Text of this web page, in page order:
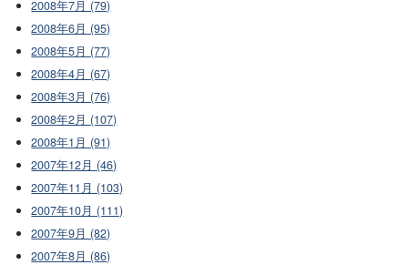
2008年7月 (79)
2008年6月 (95)
2008年5月 (77)
2008年4月 (67)
2008年3月 (76)
2008年2月 (107)
2008年1月 (91)
2007年12月 (46)
2007年11月 (103)
2007年10月 (111)
2007年9月 (82)
2007年8月 (86)